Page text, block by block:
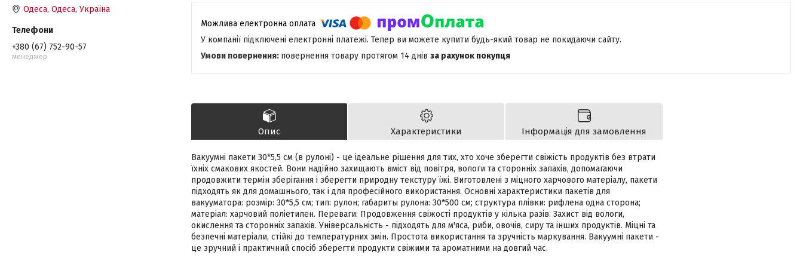
У компанії підключені електронні платежі. Тепер ви можете купити будь-який товар не покидаючи сайту.
повернення товару протягом 14 днів за рахунок покупця
Опис Характеристики Інформація для замовлення
Вакуумні пакети 30*5,5 см (в рулоні) - це ідеальне рішення для тих, хто хоче зберегти свіжість продуктів без втрати
їхніх смакових якостей. Вони надійно захищають вміст від повітря, вологи та сторонніх запахів, допомагаючи
продовжити термін зберігання і зберегти природну текстуру їжі. Виготовлені з міцного харчового матеріалу, пакети
підходять як для домашнього, так і для професійного використання. Основні характеристики пакетів для
вакууматора: розмір: 30*5,5 см; тип: рулон; габариты рулона: 30*500 см; структура плівки: рифлена одна сторона;
матеріал: харчовий поліетилен. Переваги: Продовження свіжості продуктів у кілька разів. Захист від вологи,
окислення та сторонніх запахів. Універсальність - підходять для м'яса, риби, овочів, сиру та інших продуктів. Міцні та
безпечні матеріали, стійкі до температурних змін. Простота використання та зручність маркування. Вакуумні пакети -
це зручний і практичний спосіб зберегти продукти свіжими та ароматними на довгий час.
Одеса, Одеса, Україна
+380 (67) 752-90-57
менеджер